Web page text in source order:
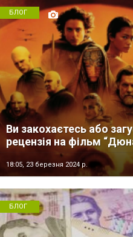
БЛОГ
Ви закохаєтесь або
рецензія на фільм
18:05, 23 березня 2024 р.
БЛОГ